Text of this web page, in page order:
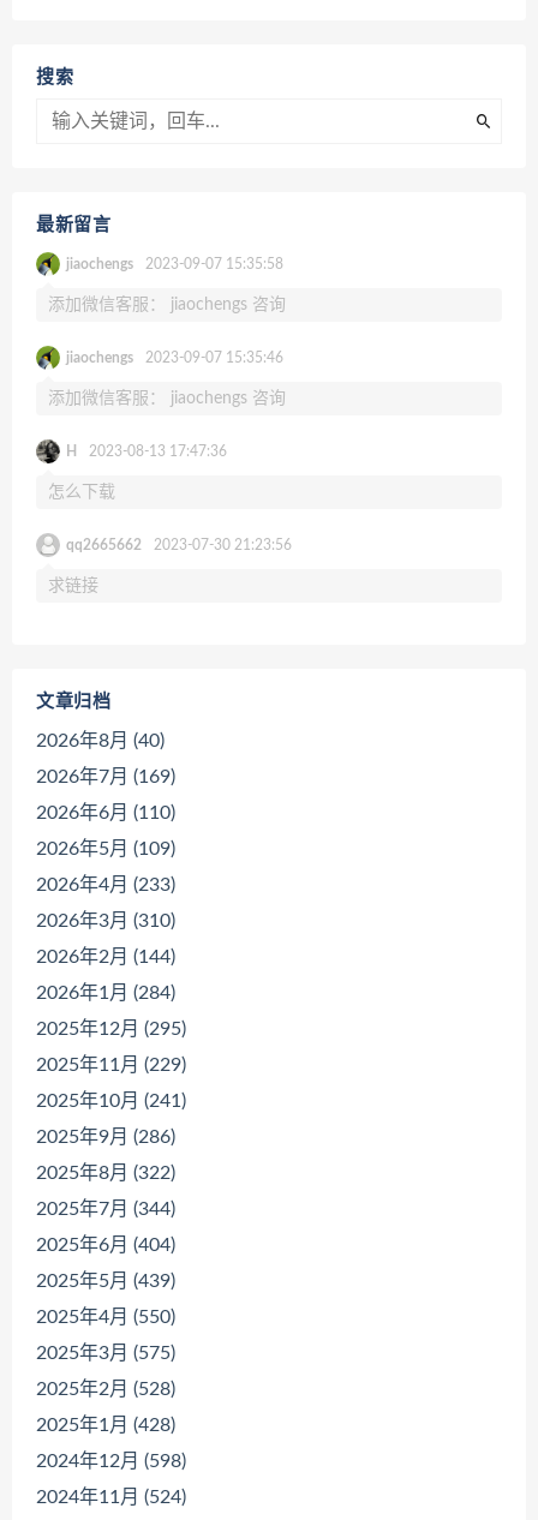
搜索
最新留言
jiaochengs 2023-09-07 15:35:58
添加微信客服： jiaochengs 咨询
jiaochengs 2023-09-07 15:35:46
添加微信客服： jiaochengs 咨询
H 2023-08-13 17:47:36
怎么下载
qq2665662 2023-07-30 21:23:56
求链接
文章归档
2026年8月 (40)
2026年7月 (169)
2026年6月 (110)
2026年5月 (109)
2026年4月 (233)
2026年3月 (310)
2026年2月 (144)
2026年1月 (284)
2025年12月 (295)
2025年11月 (229)
2025年10月 (241)
2025年9月 (286)
2025年8月 (322)
2025年7月 (344)
2025年6月 (404)
2025年5月 (439)
2025年4月 (550)
2025年3月 (575)
2025年2月 (528)
2025年1月 (428)
2024年12月 (598)
2024年11月 (524)